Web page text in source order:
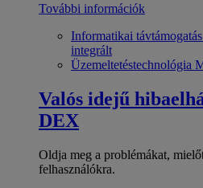
További információk
Informatikai távtámogatás
integrált
Üzemeltetéstechnológia
Valós idejű
DEX
Oldja meg a problémákat,
felhasználókra.